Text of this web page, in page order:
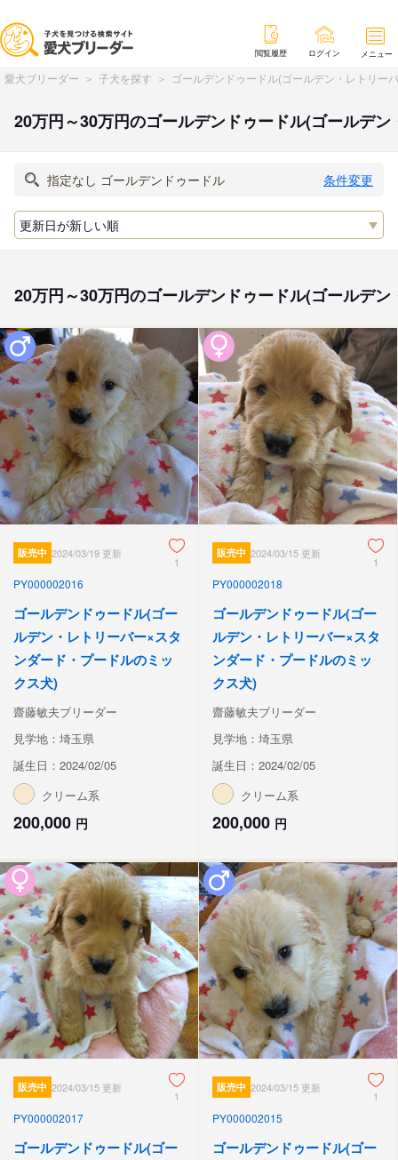
閲覧履歴 ログイン メニュー
愛犬ブリーダー 子犬を探す ゴールデンドゥードル(ゴールデン・レトリー
20万円～30万円のゴールデンドゥードル(ゴールデ
条件変更
20万円～30万円のゴールデンドゥードル(ゴールデ
販売中 2024/03/19 更新
1
PY000002016
ゴールデンドゥードル(ゴー
ルデン・レトリーバー×スタ
ンダード・プードルのミッ
クス犬)
齋藤敏夫ブリーダー
見学地：埼玉県
誕生日：2024/02/05
クリーム系
200,000 円
販売中 2024/03/15 更新
1
PY000002018
ゴールデンドゥードル(ゴー
ルデン・レトリーバー×スタ
ンダード・プードルのミッ
クス犬)
齋藤敏夫ブリーダー
見学地：埼玉県
誕生日：2024/02/05
クリーム系
200,000 円
販売中 2024/03/15 更新
1
PY000002017
ゴールデンドゥードル(ゴー
販売中 2024/03/15 更新
1
PY000002015
ゴールデンドゥードル(ゴー